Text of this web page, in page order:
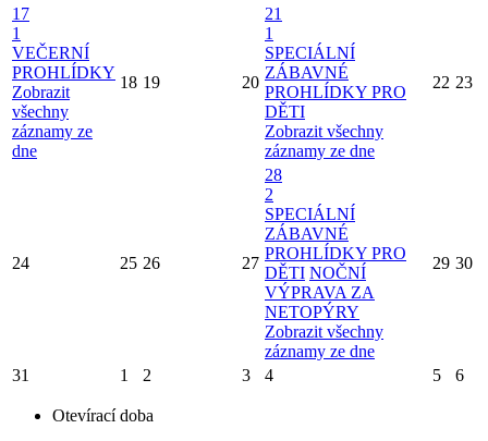
17
1
VEČERNÍ
PROHLÍDKY
Zobrazit
všechny
záznamy ze
dne
18 19 20
21
1
SPECIÁLNÍ
ZÁBAVNÉ
PROHLÍDKY PRO
DĚTI
Zobrazit všechny
záznamy ze dne
22 23
24 25 26 27
28
2
SPECIÁLNÍ
ZÁBAVNÉ
PROHLÍDKY PRO
DĚTI NOČNÍ
VÝPRAVA ZA
NETOPÝRY
Zobrazit všechny
záznamy ze dne
29 30
31 1 2 3 4 5 6
Otevírací doba